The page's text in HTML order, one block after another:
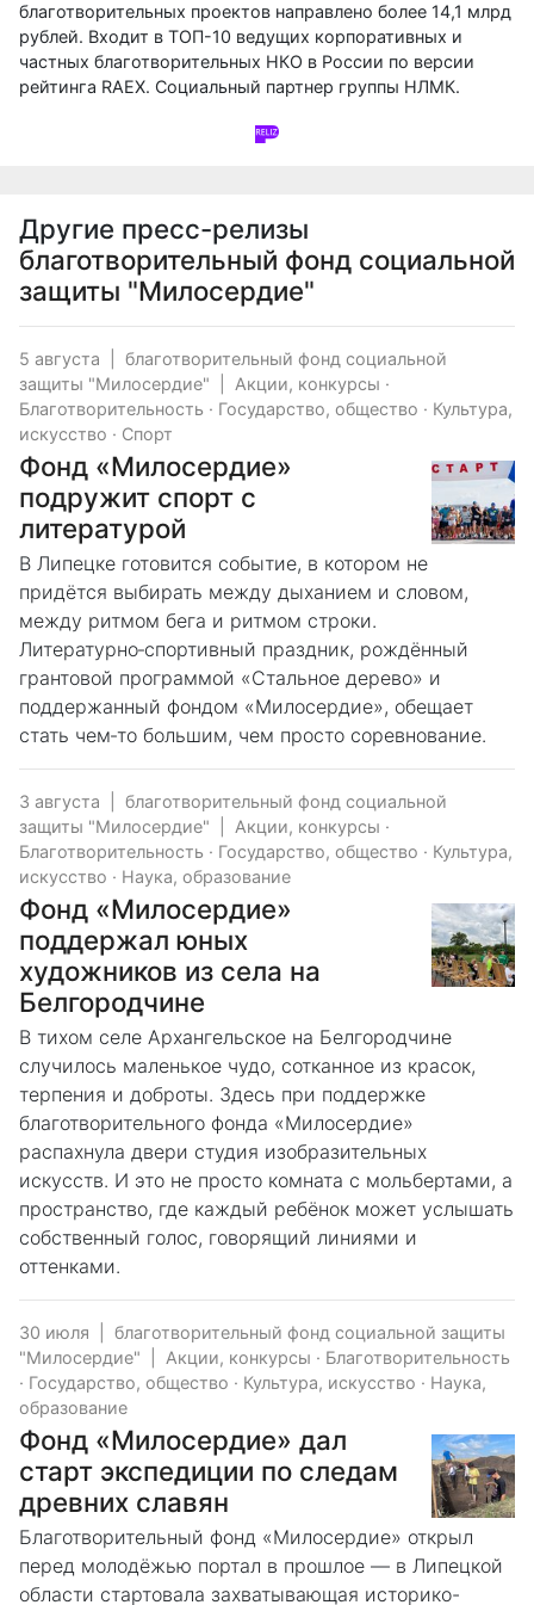
благотворительных проектов направлено более 14,1 млрд
рублей. Входит в ТОП-10 ведущих корпоративных и
частных благотворительных НКО в России по версии
рейтинга RAEX. Социальный партнер группы НЛМК.
Другие пресс-релизы
благотворительный фонд социальной
защиты "Милосердие"
5 августа
благотворительный фонд социальной
защиты "Милосердие"
Акции, конкурсы ·
Благотворительность · Государство, общество · Культура,
искусство · Спорт
Фонд «Милосердие»
подружит спорт с
литературой
В Липецке готовится событие, в котором не
придётся выбирать между дыханием и словом,
между ритмом бега и ритмом строки.
Литературно‑спортивный праздник, рождённый
грантовой программой «Стальное дерево» и
поддержанный фондом «Милосердие», обещает
стать чем‑то большим, чем просто соревнование.
3 августа
благотворительный фонд социальной
защиты "Милосердие"
Акции, конкурсы ·
Благотворительность · Государство, общество · Культура,
искусство · Наука, образование
Фонд «Милосердие»
поддержал юных
художников из села на
Белгородчине
В тихом селе Архангельское на Белгородчине
случилось маленькое чудо, сотканное из красок,
терпения и доброты. Здесь при поддержке
благотворительного фонда «Милосердие»
распахнула двери студия изобразительных
искусств. И это не просто комната с мольбертами, а
пространство, где каждый ребёнок может услышать
собственный голос, говорящий линиями и
оттенками.
30 июля
благотворительный фонд социальной защиты
"Милосердие"
Акции, конкурсы · Благотворительность
· Государство, общество · Культура, искусство · Наука,
образование
Фонд «Милосердие» дал
старт экспедиции по следам
древних славян
Благотворительный фонд «Милосердие» открыл
перед молодёжью портал в прошлое — в Липецкой
области стартовала захватывающая историко-